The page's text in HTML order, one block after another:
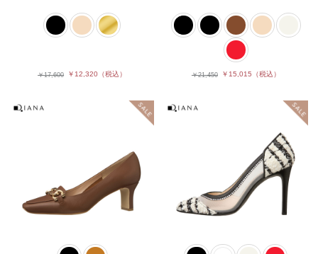
￥17,600 ￥12,320 （税込） ￥21,450 ￥15,015 （税込）